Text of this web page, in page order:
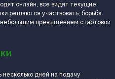
онлайн, все видят текущие
решаются участвовать, борьба
превышением стартовой
несколько дней на подачу